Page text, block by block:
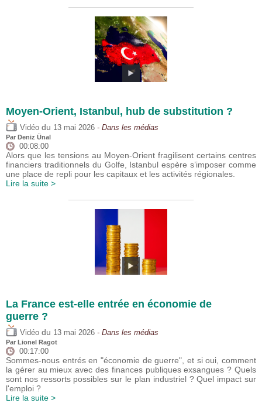
Moyen-Orient, Istanbul, hub de substitution ?
Vidéo du 13 mai 2026 - Dans les médias
Par Deniz Ünal
00:08:00
Alors que les tensions au Moyen-Orient fragilisent certains centres
financiers traditionnels du Golfe, Istanbul espère s’imposer comme
une place de repli pour les capitaux et les activités régionales.
Lire la suite >
La France est-elle entrée en économie de
guerre ?
Vidéo du 13 mai 2026 - Dans les médias
Par Lionel Ragot
00:17:00
Sommes-nous entrés en "économie de guerre", et si oui, comment
la gérer au mieux avec des finances publiques exsangues ? Quels
sont nos ressorts possibles sur le plan industriel ? Quel impact sur
l'emploi ?
Lire la suite >